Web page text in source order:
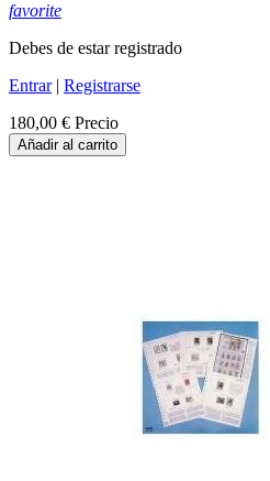
favorite
Debes de estar registrado
Entrar| Registrarse
180,00 € Precio
Añadir al carrito